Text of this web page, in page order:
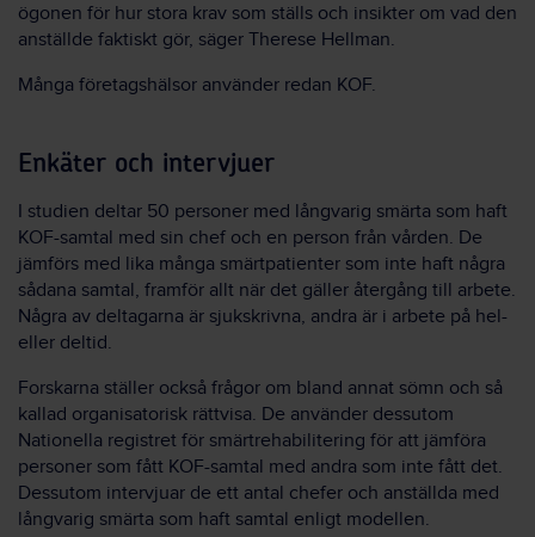
ögonen för hur stora krav som ställs och insikter om vad den
anställde faktiskt gör, säger Therese Hellman.
Många företagshälsor använder redan KOF.
Enkäter och intervjuer
I studien deltar 50 personer med långvarig smärta som haft
KOF-samtal med sin chef och en person från vården. De
jämförs med lika många smärtpatienter som inte haft några
sådana samtal, framför allt när det gäller återgång till arbete.
Några av deltagarna är sjukskrivna, andra är i arbete på hel-
eller deltid.
Forskarna ställer också frågor om bland annat sömn och så
kallad organisatorisk rättvisa. De använder dessutom
Nationella registret för smärtrehabilitering för att jämföra
personer som fått KOF-samtal med andra som inte fått det.
Dessutom intervjuar de ett antal chefer och anställda med
långvarig smärta som haft samtal enligt modellen.